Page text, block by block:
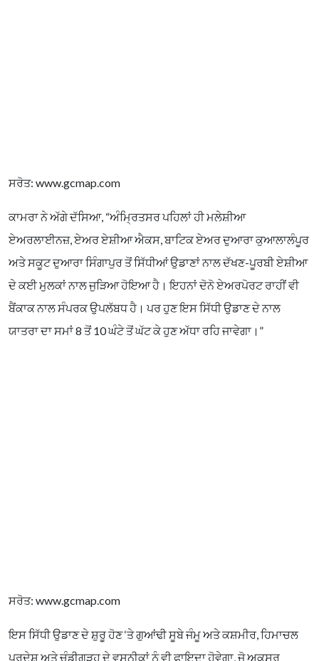
ਸਰੋਤ: www.gcmap.com
ਕਾਮਰਾ ਨੇ ਅੱਗੇ ਦੱਸਿਆ, “ਅੰਮ੍ਰਿਤਸਰ ਪਹਿਲਾਂ ਹੀ ਮਲੇਸ਼ੀਆ
ਏਅਰਲਾਈਨਜ਼, ਏਅਰ ਏਸ਼ੀਆ ਐਕਸ, ਬਾਟਿਕ ਏਅਰ ਦੁਆਰਾ ਕੁਆਲਾਲੰਪੂਰ
ਅਤੇ ਸਕੂਟ ਦੁਆਰਾ ਸਿੰਗਾਪੁਰ ਤੋਂ ਸਿੱਧੀਆਂ ਉਡਾਣਾਂ ਨਾਲ ਦੱਖਣ-ਪੂਰਬੀ ਏਸ਼ੀਆ
ਦੇ ਕਈ ਮੁਲਕਾਂ ਨਾਲ ਜੁੜਿਆ ਹੋਇਆ ਹੈ। ਇਹਨਾਂ ਦੋਨੋ ਏਅਰਪੋਰਟ ਰਾਹੀਂ ਵੀ
ਬੈਂਕਾਕ ਨਾਲ ਸੰਪਰਕ ਉਪਲੱਬਧ ਹੈ। ਪਰ ਹੁਣ ਇਸ ਸਿੱਧੀ ਉਡਾਣ ਦੇ ਨਾਲ
ਯਾਤਰਾ ਦਾ ਸਮਾਂ 8 ਤੋਂ 10 ਘੰਟੇ ਤੋਂ ਘੱਟ ਕੇ ਹੁਣ ਅੱਧਾ ਰਹਿ ਜਾਵੇਗਾ।”
ਸਰੋਤ: www.gcmap.com
ਇਸ ਸਿੱਧੀ ਉਡਾਣ ਦੇ ਸ਼ੁਰੂ ਹੋਣ ‘ਤੇ ਗੁਆਂਢੀ ਸੂਬੇ ਜੰਮੂ ਅਤੇ ਕਸ਼ਮੀਰ, ਹਿਮਾਚਲ
ਪ੍ਰਦੇਸ਼ ਅਤੇ ਚੰਡੀਗੜ੍ਹ ਦੇ ਵਸਨੀਕਾਂ ਨੂੰ ਵੀ ਫਾਇਦਾ ਹੋਵੇਗਾ, ਜੋ ਅਕਸਰ